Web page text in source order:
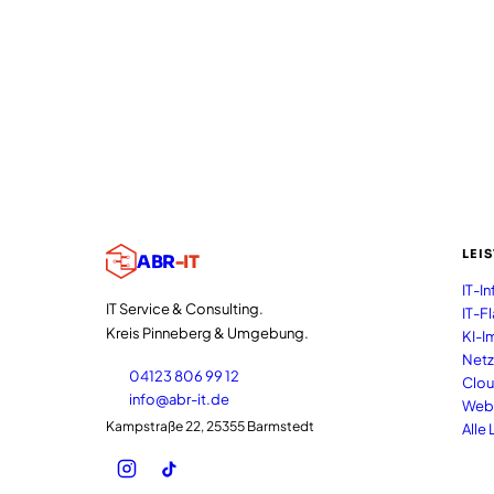
ABR-IT
IT Service & Consulting.
Kreis Pinneberg & Umgebung.
04123 806 99 12
info@abr-it.de
Kampstraße 22, 25355 Barmstedt
IT-
IT-
KI-
Alle